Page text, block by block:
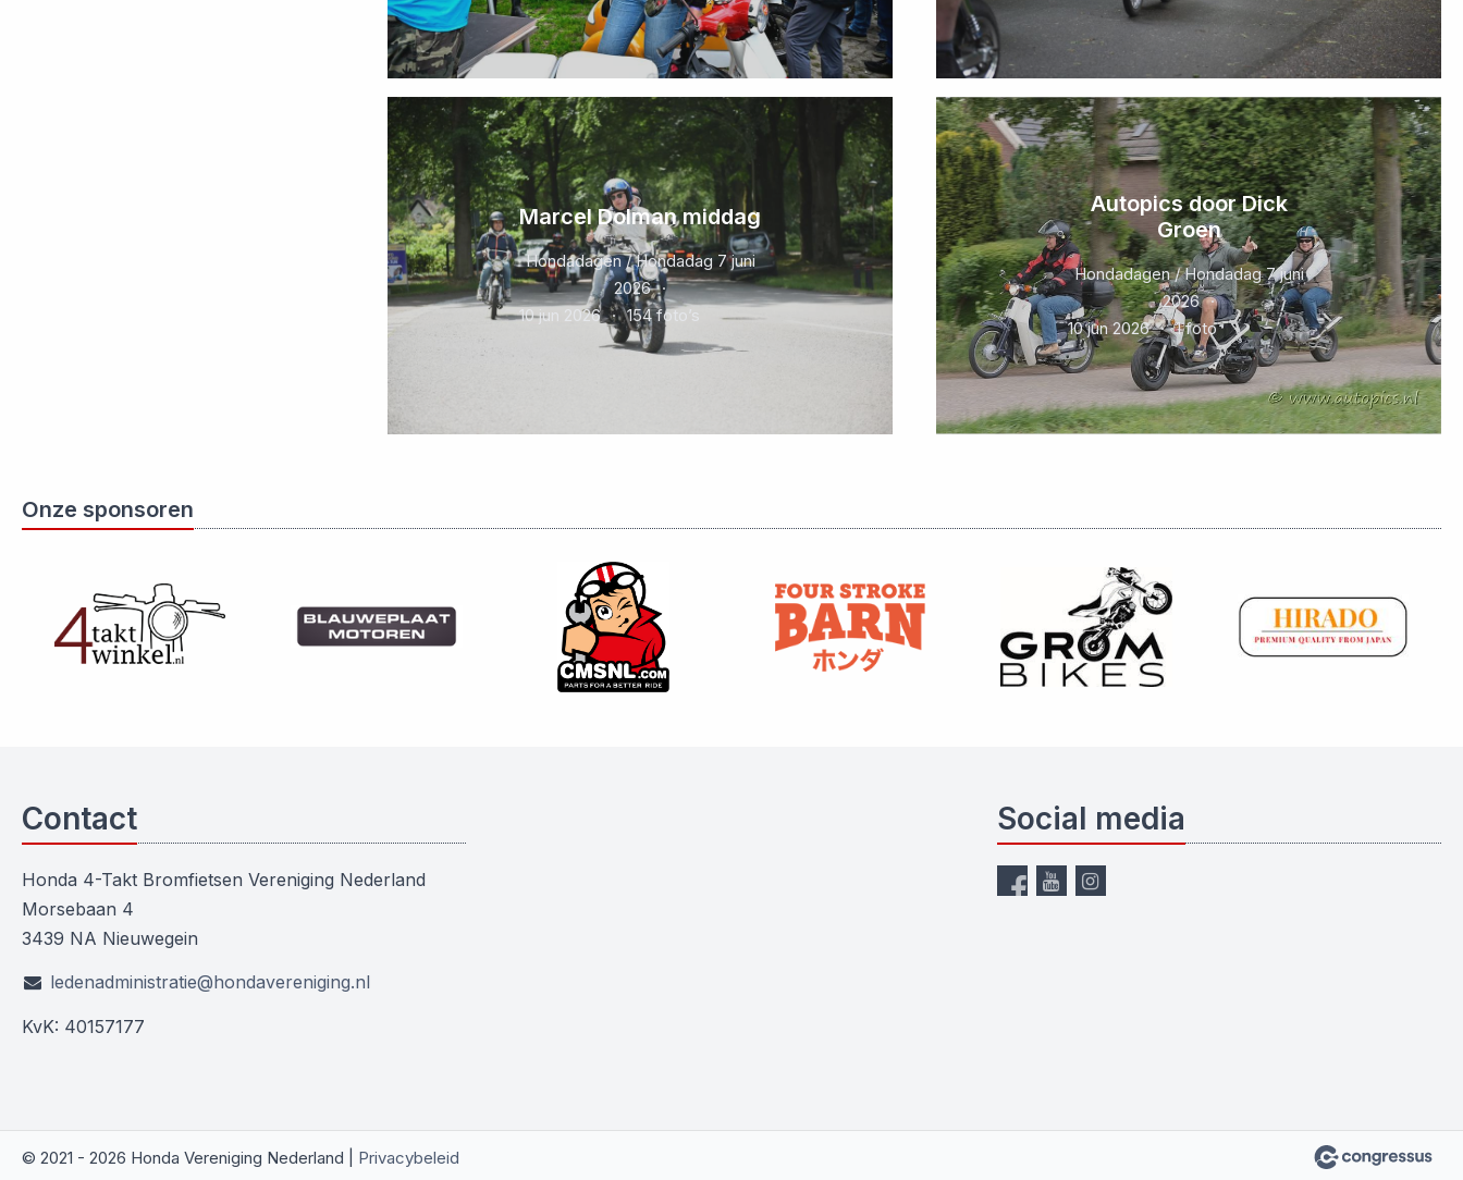
Marcel Dolman middag
Hondadagen / Hondadag 7 juni
2026
10 jun 2026
154 foto’s
Autopics door Dick
Groen
Hondadagen / Hondadag 7 juni
2026
10 jun 2026
1 foto
Onze sponsoren
Contact
Honda 4-Takt Bromfietsen Vereniging Nederland
Morsebaan 4
3439 NA Nieuwegein
ledenadministratie@hondavereniging.nl
KvK: 40157177
Social media
© 2021 - 2026 Honda Vereniging Nederland | Privacybeleid